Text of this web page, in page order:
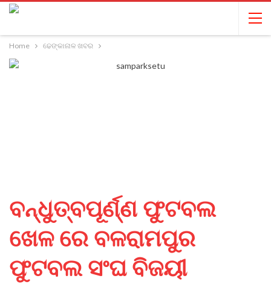
Home ଢେଙ୍କାନାଳ ଖବର
ବନ୍ଧୁତ୍ବପୂର୍ଣ୍ଣ ଫୁଟବଲ
ଖେଳ ରେ ବଳରାମପୁର
ଫୁଟବଲ ସଂଘ ବିଜୟୀ